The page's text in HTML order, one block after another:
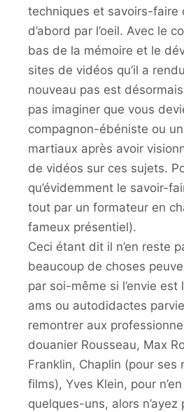
techniques et savoirs-faire
d’abord par l’oeil. Avec le
bas de la mémoire et le
sites de vidéos qu’il a
nouveau pas est
pas imaginer que vous
compagnon-ébéniste ou
martiaux après avoir
de vidéos sur ces sujets.
qu’évidemment le savoir-
tout par un formateur en
fameux présentiel).
Ceci étant dit il n’en reste
beaucoup de choses
par soi-même si l’envie
ams ou autodidactes
remontrer aux
douanier Rousseau, Max
Franklin, Chaplin (pour ses
films), Yves Klein, pour
quelques-uns, alors